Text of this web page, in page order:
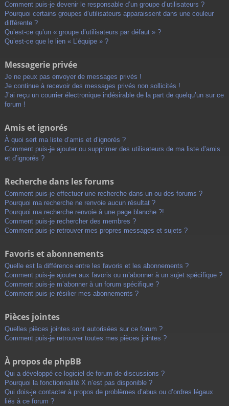
Comment puis-je devenir le responsable d’un groupe d’utilisateurs ?
Pourquoi certains groupes d’utilisateurs apparaissent dans une couleur
différente ?
Qu’est-ce qu’un « groupe d’utilisateurs par défaut » ?
Qu’est-ce que le lien « L’équipe » ?
Messagerie privée
Je ne peux pas envoyer de messages privés !
Je continue à recevoir des messages privés non sollicités !
J’ai reçu un courrier électronique indésirable de la part de quelqu’un sur ce
forum !
Amis et ignorés
À quoi sert ma liste d’amis et d’ignorés ?
Comment puis-je ajouter ou supprimer des utilisateurs de ma liste d’amis
et d’ignorés ?
Recherche dans les forums
Comment puis-je effectuer une recherche dans un ou des forums ?
Pourquoi ma recherche ne renvoie aucun résultat ?
Pourquoi ma recherche renvoie à une page blanche ?!
Comment puis-je rechercher des membres ?
Comment puis-je retrouver mes propres messages et sujets ?
Favoris et abonnements
Quelle est la différence entre les favoris et les abonnements ?
Comment puis-je ajouter aux favoris ou m’abonner à un sujet spécifique ?
Comment puis-je m’abonner à un forum spécifique ?
Comment puis-je résilier mes abonnements ?
Pièces jointes
Quelles pièces jointes sont autorisées sur ce forum ?
Comment puis-je retrouver toutes mes pièces jointes ?
À propos de phpBB
Qui a développé ce logiciel de forum de discussions ?
Pourquoi la fonctionnalité X n’est pas disponible ?
Qui dois-je contacter à propos de problèmes d’abus ou d’ordres légaux
liés à ce forum ?